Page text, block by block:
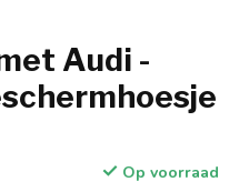
Audi -
Op voorraad